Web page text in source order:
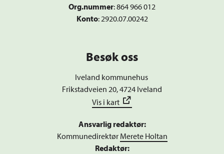
Org.nummer:864 966 012
Konto: 2920.07.00242
Besøk oss
Iveland kommunehus
Frikstadveien 20, 4724 Iveland
Vis i kart
Ansvarlig redaktør:
Kommunedirektør Merete Holtan
Redaktør: